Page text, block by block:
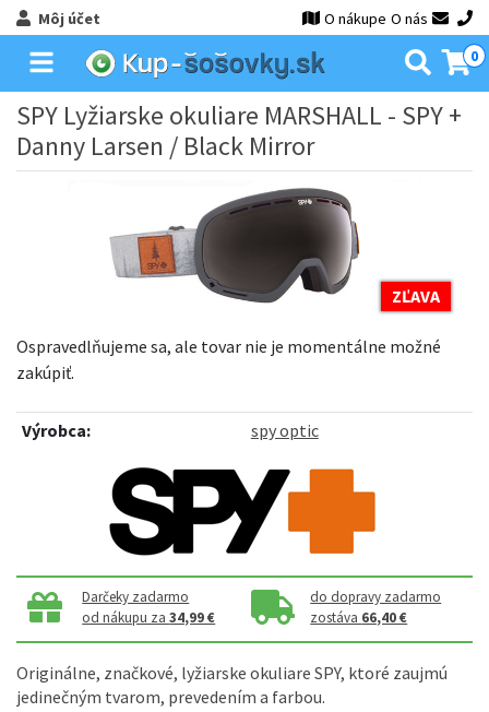
Môj účet O nákupe O nás
0
SPY Lyžiarske okuliare MARSHALL - SPY+
Danny Larsen / Black Mirror
ZĽAVA
Ospravedlňujeme sa, ale tovar nie je momentálne možné
zakúpiť.
Výrobca: spy optic
Darčeky zadarmo
od nákupu za34,99 €
do dopravy zadarmo
zostáva 66,40 €
Originálne, značkové, lyžiarske okuliare SPY, ktoré zaujmú
jedinečným tvarom, prevedením a farbou.